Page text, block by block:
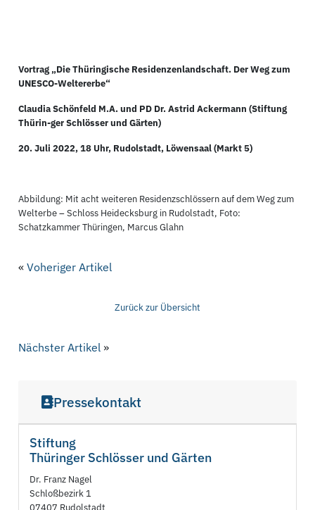
Vortrag „Die Thüringische Residenzenlandschaft. Der Weg zum
UNESCO-Weltererbe“
Claudia Schönfeld M.A. und PD Dr. Astrid Ackermann (Stiftung
Thürin-ger Schlösser und Gärten)
20. Juli 2022, 18 Uhr, Rudolstadt, Löwensaal (Markt 5)
Abbildung: Mit acht weiteren Residenzschlössern auf dem Weg zum
Welterbe – Schloss Heidecksburg in Rudolstadt, Foto:
Schatzkammer Thüringen, Marcus Glahn
«Voheriger Artikel
Zurück zur Übersicht
Nächster Artikel »
Pressekontakt
Stiftung
Thüringer Schlösser und Gärten
Dr. Franz Nagel
Schloßbezirk 1
07407 Rudolstadt